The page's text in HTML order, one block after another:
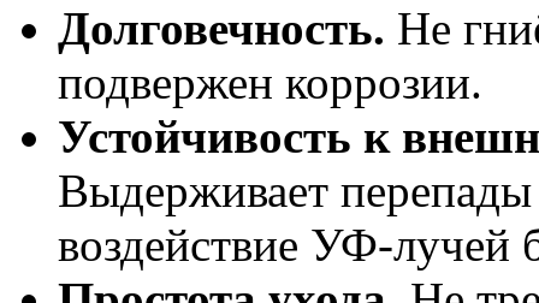
Долговечность. Не
подвержен коррозии.
Устойчивость к
Выдерживает
воздействие УФ‑лучей